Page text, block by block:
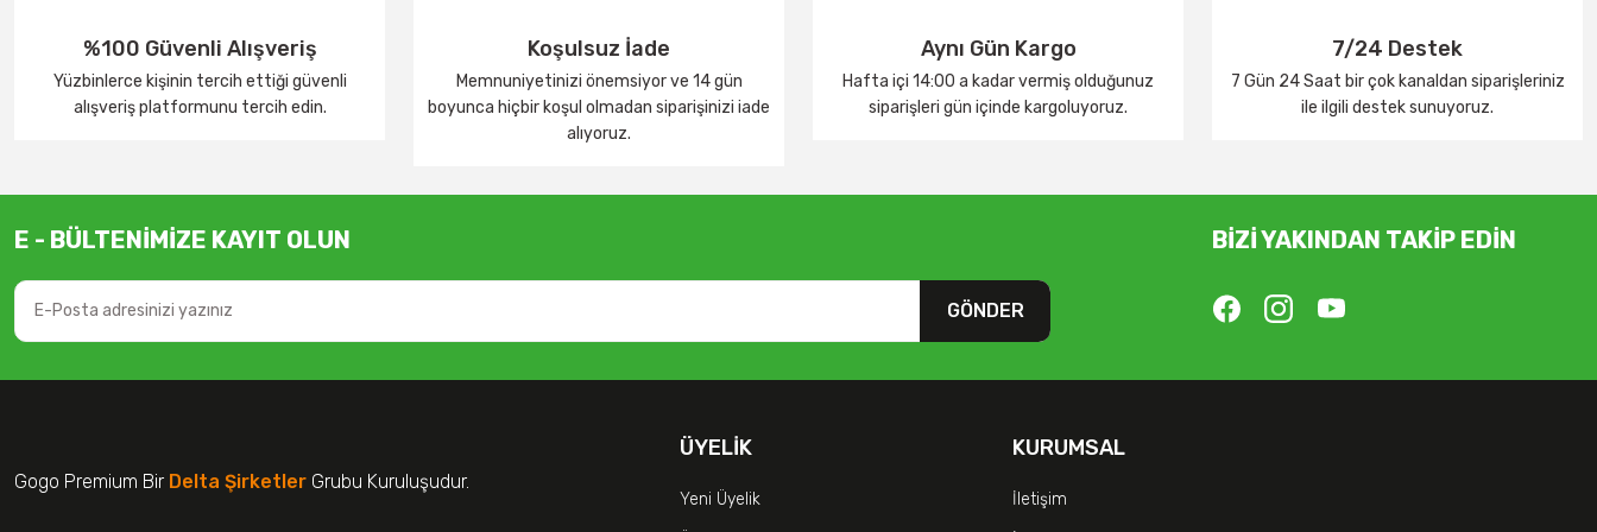
%100 Güvenli Alışveriş
Yüzbinlerce kişinin tercih ettiği güvenli
alışveriş platformunu tercih edin.
Koşulsuz İade
Memnuniyetinizi önemsiyor ve 14 gün
boyunca hiçbir koşul olmadan siparişinizi iade
alıyoruz.
Aynı Gün Kargo
Hafta içi 14:00 a kadar vermiş olduğunuz
siparişleri gün içinde kargoluyoruz.
7/24 Destek
7 Gün 24 Saat bir çok kanaldan siparişleriniz
ile ilgili destek sunuyoruz.
E - BÜLTENİMİZE KAYIT OLUN
GÖNDER
BİZİ YAKINDAN TAKİP EDİN
Gogo Premium Bir Delta Şirketler Grubu Kuruluşudur.
ÜYELIK
Yeni Üyelik
KURUMSAL
İletişim